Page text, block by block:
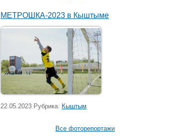
МЕТРОШКА-2023 в Кыштыме
22.05.2023 Рубрика: Кыштым
Все фоторепортажи